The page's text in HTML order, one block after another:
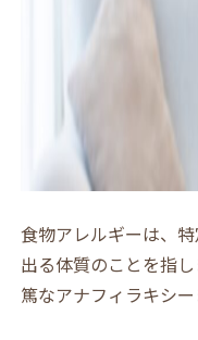
食物アレルギーは、
出る体質のことを指
篤なアナフィラキシー